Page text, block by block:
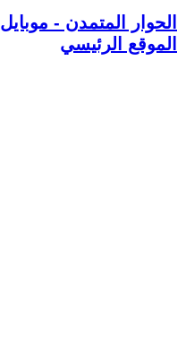
الحوار المتمدن - موبايل
الموقع الرئيسي